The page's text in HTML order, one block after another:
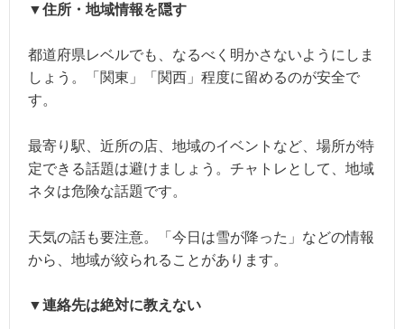
▼住所・地域情報を隠す
都道府県レベルでも、なるべく明かさないようにしま
しょう。「関東」「関西」程度に留めるのが安全で
す。
最寄り駅、近所の店、地域のイベントなど、場所が特
定できる話題は避けましょう。チャトレとして、地域
ネタは危険な話題です。
天気の話も要注意。「今日は雪が降った」などの情報
から、地域が絞られることがあります。
▼連絡先は絶対に教えない